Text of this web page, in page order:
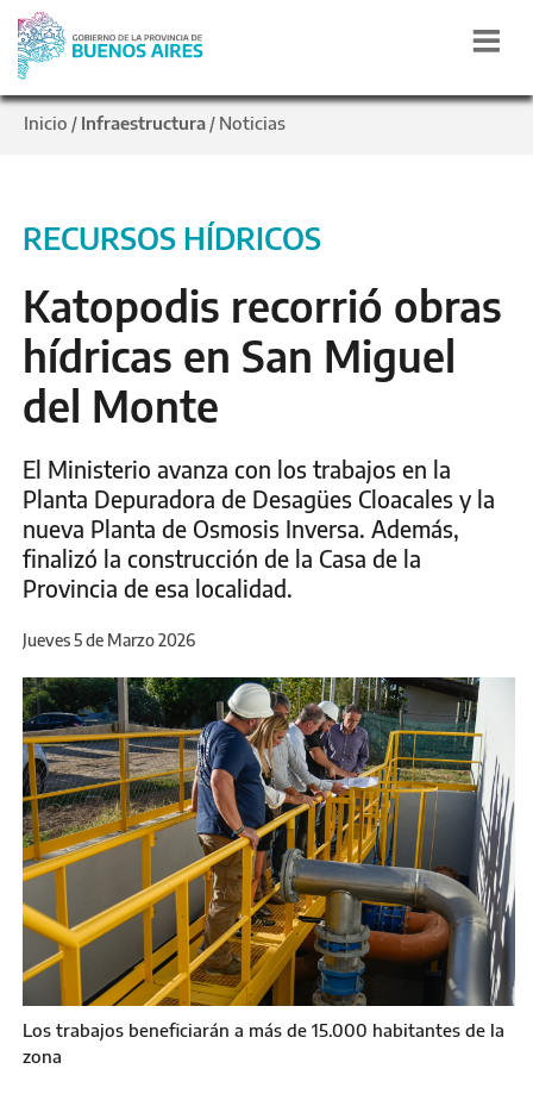
Inicio / Infraestructura / Noticias
RECURSOS HÍDRICOS
Katopodis recorrió obras
hídricas en San Miguel
del Monte
El Ministerio avanza con los trabajos en la
Planta Depuradora de Desagües Cloacales y la
nueva Planta de Osmosis Inversa. Además,
finalizó la construcción de la Casa de la
Provincia de esa localidad.
Jueves 5 de Marzo 2026
Los trabajos beneficiarán a más de 15.000 habitantes de la
zona